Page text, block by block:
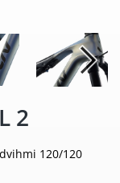
2
120/120